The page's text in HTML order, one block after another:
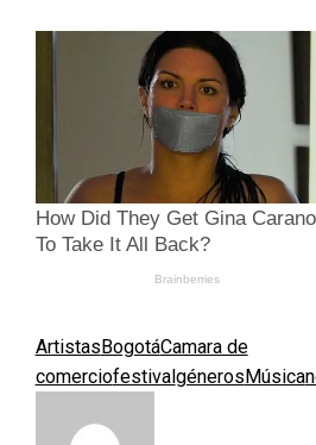
ArtistasBogotáCamara de
comerciofestivalgénerosMúsica